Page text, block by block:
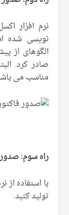
نرم افزار
نویسی شده
الگوهای از
صادر کرد.
مناسب می
راه سوم: صدور
تولید کنید.